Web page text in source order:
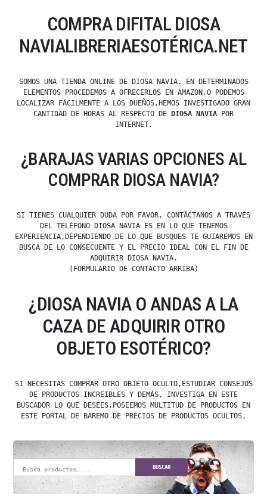
COMPRA DIFITAL DIOSA
NAVIALIBRERIAESOTÉRICA.NET
SOMOS UNA TIENDA ONLINE DE DIOSA NAVIA. EN DETERMINADOS
ELEMENTOS PROCEDEMOS A OFRECERLOS EN AMAZON,O PODEMOS
LOCALIZAR FÁCILMENTE A LOS DUEÑOS,HEMOS INVESTIGADO GRAN
CANTIDAD DE HORAS AL RESPECTO DE
DIOSA NAVIA POR
INTERNET.
¿BARAJAS VARIAS OPCIONES AL
COMPRAR DIOSA NAVIA?
SI TIENES CUALQUIER DUDA POR FAVOR, CONTÁCTANOS A TRAVÉS
DEL TELÉFONO DIOSA NAVIA ES EN LO QUE TENEMOS
EXPERIENCIA,DEPENDIENDO DE LO QUE BUSQUES TE GUIAREMOS EN
BUSCA DE LO CONSECUENTE Y EL PRECIO IDEAL CON EL FIN DE
ADQUIRIR DIOSA NAVIA.
(FORMULARIO DE CONTACTO ARRIBA)
¿DIOSA NAVIA O ANDAS A LA
CAZA DE ADQUIRIR OTRO
OBJETO ESOTÉRICO?
SI NECESITAS COMPRAR OTRO OBJETO OCULTO,ESTUDIAR CONSEJOS
DE PRODUCTOS INCREIBLES Y DEMÁS, INVESTIGA EN ESTE
BUSCADOR LO QUE DESEES,POSEEMOS MULTITUD DE PRODUCTOS EN
ESTE PORTAL DE BAREMO DE PRECIOS DE PRODUCTOS OCULTOS.
BUSCAR